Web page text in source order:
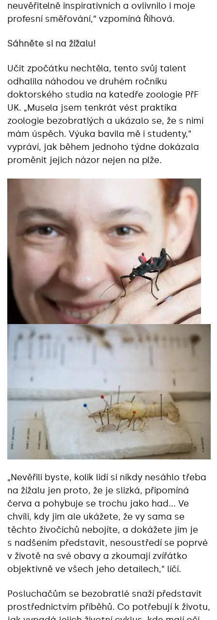
neuvěřitelně inspirativních a ovlivnilo i moje
profesní směřování,“ vzpomíná Říhová.
Sáhněte si na žížalu!
Učit zpočátku nechtěla, tento svůj talent
odhalila náhodou ve druhém ročníku
doktorského studia na katedře zoologie PřF
UK. „Musela jsem tenkrát vést praktika
zoologie bezobratlých a ukázalo se, že s nimi
mám úspěch. Výuka bavila mě i studenty,“
vypráví, jak během jednoho týdne dokázala
proměnit jejich názor nejen na plže.
„Nevěřili byste, kolik lidí si nikdy nesáhlo třeba
na žížalu jen proto, že je slizká, připomíná
červa a pohybuje se trochu jako had... Ve
chvíli, kdy jim ale ukážete, že vy sama se
těchto živočichů nebojíte, a dokážete jim je
s nadšením představit, nesoustředí se poprvé
v životě na své obavy a zkoumají zvířátko
objektivně ve všech jeho detailech,“ líčí.
Posluchačům se bezobratlé snaží představit
prostřednictvím příběhů. Co potřebují k životu,